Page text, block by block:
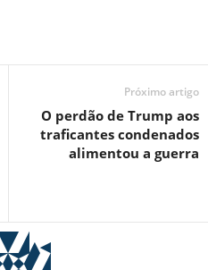
Próximo artigo
O perdão de Trump aos
traficantes condenados
alimentou a guerra